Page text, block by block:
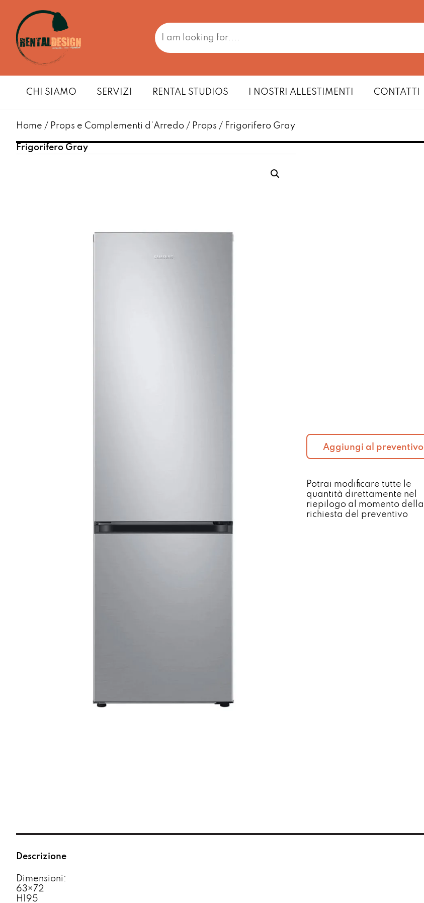
CHI SIAMO SERVIZI RENTAL STUDIOS I NOSTRI ALLESTIMENTI CONTATTI
Home / Props e Complementi d'Arredo / Props / Frigorifero Gray
Frigorifero Gray
Aggiungi al preventivo
Potrai modificare tutte le
quantità direttamente nel
riepilogo al momento della
richiesta del preventivo​
Descrizione
Dimensioni:
63×72
H195